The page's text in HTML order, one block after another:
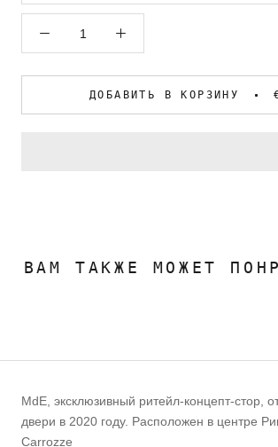
ДОБАВИТЬ В КОРЗИНУ
ВАМ ТАКЖЕ МОЖЕТ
MdE, эксклюзивный ритейл-концепт-стор,
двери в 2020 году. Расположен в центре
Carrozze